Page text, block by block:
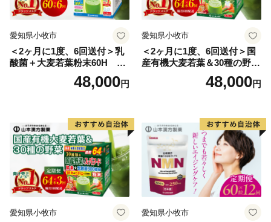
「しずむ夕日が立ち止まる町」として、伊予灘に沈む美
しい夕日を活かしたまちづくりに取り組んできました。
ハモが有名です。他にタイ、サワラ、マナガツオ、イワ
は恋人の聖地として知られる双海シーサイド公園、海に
最も近い駅として知られ、度々テレビで紹介される有名
観光地となった下灘駅があり、夏を中心として多くの方
でにぎわっています。
三者三様の風土、文化が融和する伊予市にぜひ一度お越
しください。
愛知県小牧市
＜2ヶ月に1度、6回送付＞乳
酸菌＋大麦若葉粉末60H 山
48,000円
愛知県小牧市
＜2ヶ月に1度、6回送付＞国
産有機大麦若葉＆30種の野
菜 山本漢方 定期便
48,000円
愛知県小牧市 愛知県小牧市